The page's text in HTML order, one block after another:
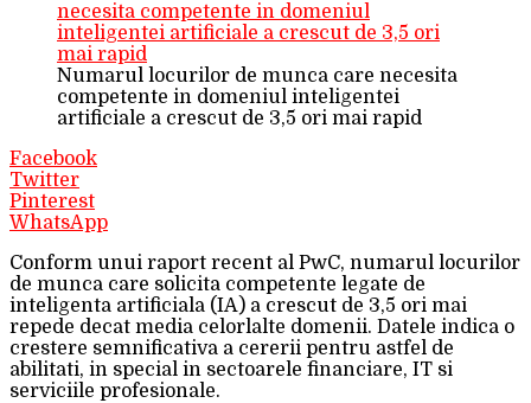
Numarul locurilor de munca care necesita
competente in domeniul inteligentei
artificiale a crescut de 3,5 ori mai rapid
Facebook
Twitter
Pinterest
WhatsApp
Conform unui raport recent al PwC, numarul locurilor
de munca care solicita competente legate de
inteligenta artificiala (IA) a crescut de 3,5 ori mai
repede decat media celorlalte domenii. Datele indica o
crestere semnificativa a cererii pentru astfel de
abilitati, in special in sectoarele financiare, IT si
serviciile profesionale.